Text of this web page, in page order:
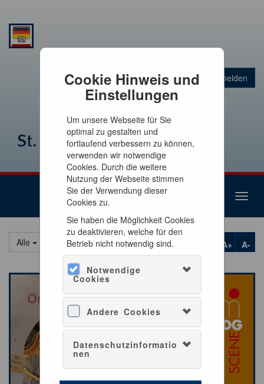
Cookie Hinweis und
Einstellungen
Um unsere Webseite für Sie
optimal zu gestalten und
fortlaufend verbessern zu können,
verwenden wir notwendige
Cookies. Durch die weitere
Nutzung der Webseite stimmen
Sie der Verwendung dieser
Cookies zu.
Sie haben die Möglichkeit Cookies
zu deaktivieren, welche für den
Betrieb nicht notwendig sind.
Notwendige
Cookies
Andere Cookies
Datenschutzinformatio
nen
Warenkorb
0 Artikel 0,00 €
Anmelden
Alle A-
A+